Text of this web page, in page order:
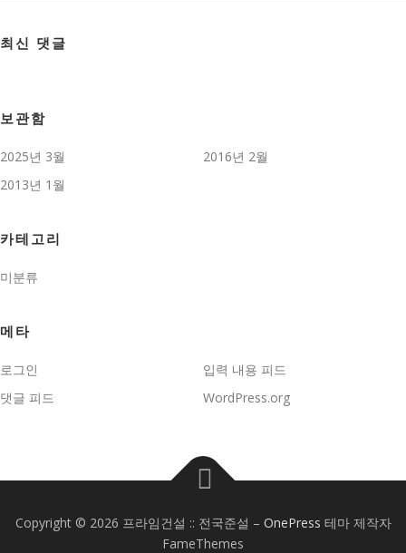
최신 댓글
보관함
2025년 3월
2016년 2월
2013년 1월
카테고리
미분류
메타
로그인
입력 내용 피드
댓글 피드
WordPress.org
Copyright © 2026 프라임건설 :: 전국준설 – OnePress 테마 제작자
FameThemes